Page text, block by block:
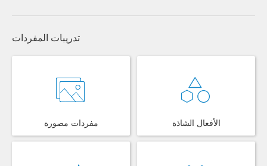
تدريبات المفردات
مفردات مصورة الأفعال الشاذة